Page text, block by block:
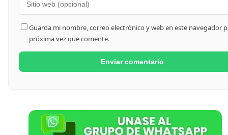
Guarda mi nombre, correo electrónico y web en este navegador
próxima vez que comente.